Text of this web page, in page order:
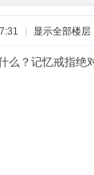
显示全部楼层
么？记忆戒指绝